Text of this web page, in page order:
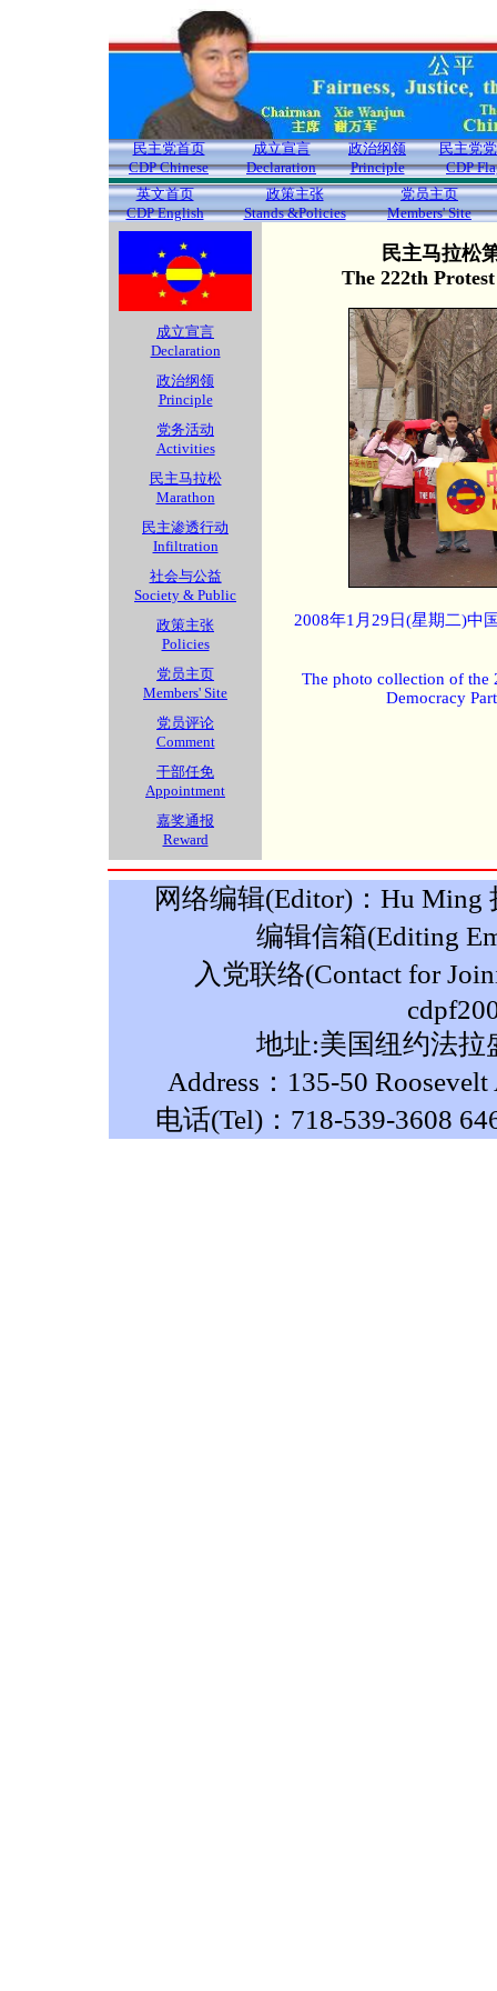
民主党首页
CDP Chinese
成立宣言
Declaration
政治纲领
Principle
民主党
CDP
英文首页
CDP English
政策主张
Stands &Policies
党员主页
Members' Site
成立宣言
Declaration
政治纲领
Principle
党务活动
Activities
民主马拉松
Marathon
民主渗透行动
Infiltration
社会与公益
Society & Public
政策主张
Policies
党员主页
Members' Site
党员评论
Comment
干部任免
Appointment
嘉奖通报
Reward
民主马拉松
The 222th
2008年1月29日(星期二)中
The photo collection of the
Democracy
网络编辑(Editor)：Hu Ming
编辑信箱(Editing
入党联络(Contact for
地址:美国纽约法拉
Address：135-50
电话(Tel)：718-539-3608